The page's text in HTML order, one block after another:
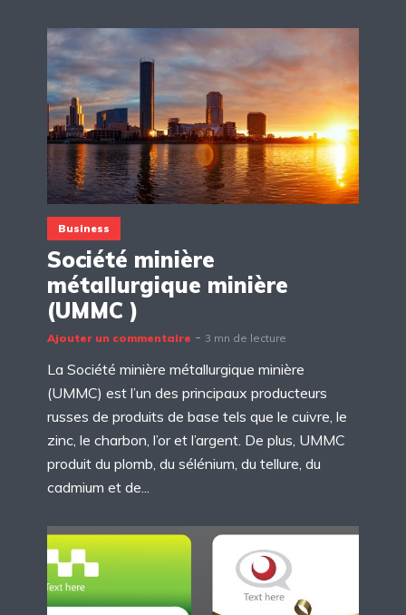
Business
Société minière
métallurgique minière
(UMMC )
Ajouter un commentaire 3 mn de lecture
La Société minière métallurgique minière
(UMMC) est l’un des principaux producteurs
russes de produits de base tels que le cuivre, le
zinc, le charbon, l’or et l’argent. De plus, UMMC
produit du plomb, du sélénium, du tellure, du
cadmium et de...